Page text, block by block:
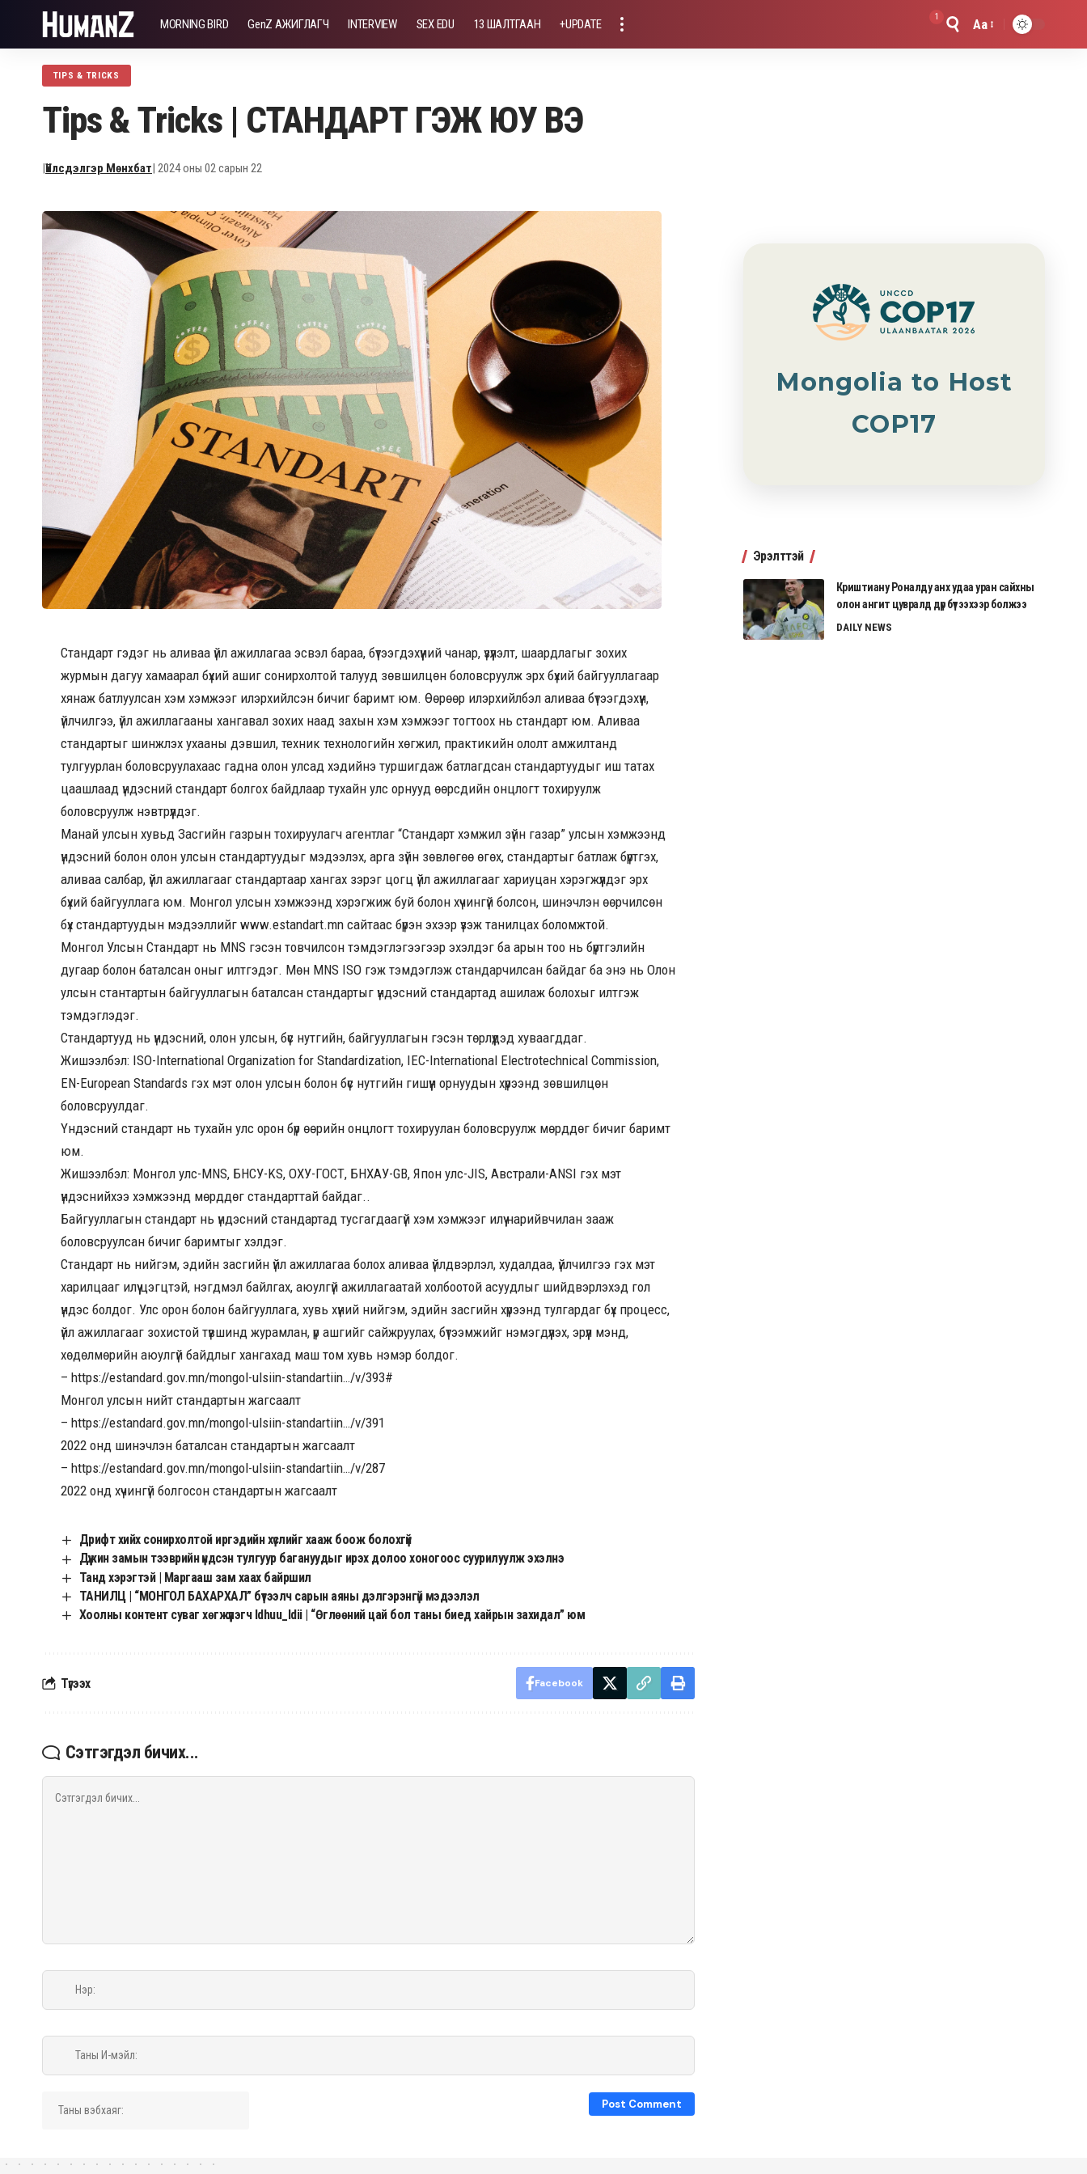
MORNING BIRD GenZ АЖИГЛАГЧ INTERVIEW SEX EDU 13 ШАЛТГААН +UPDATE
1
Font
Aa
TIPS & TRICKS
Tips & Tricks | СТАНДАРТ ГЭЖ ЮУ ВЭ
|Үйлсдэлгэр Мөнхбат| 2024 оны 02 сарын 22
Стандарт гэдэг нь аливаа үйл ажиллагаа эсвэл бараа, бүтээгдэхүүний чанар, үзүүлэлт, шаардлагыг зохих
журмын дагуу хамаарал бүхий ашиг сонирхолтой талууд зөвшилцөн боловсруулж эрх бүхий байгууллагаар
хянаж батлуулсан хэм хэмжээг илэрхийлсэн бичиг баримт юм. Өөрөөр илэрхийлбэл аливаа бүтээгдэхүүн,
үйлчилгээ, үйл ажиллагааны хангавал зохих наад захын хэм хэмжээг тогтоох нь стандарт юм. Аливаа
стандартыг шинжлэх ухааны дэвшил, техник технологийн хөгжил, практикийн ололт амжилтанд
тулгуурлан боловсруулахаас гадна олон улсад хэдийнэ туршигдаж батлагдсан стандартуудыг иш татах
цаашлаад үндэсний стандарт болгох байдлаар тухайн улс орнууд өөрсдийн онцлогт тохируулж
боловсруулж нэвтрүүлдэг.
Манай улсын хувьд Засгийн газрын тохируулагч агентлаг “Стандарт хэмжил зүйн газар” улсын хэмжээнд
үндэсний болон олон улсын стандартуудыг мэдээлэх, арга зүйн зөвлөгөө өгөх, стандартыг батлаж бүртгэх,
аливаа салбар, үйл ажиллагааг стандартаар хангах зэрэг цогц үйл ажиллагааг хариуцан хэрэгжүүлдэг эрх
бүхий байгууллага юм. Монгол улсын хэмжээнд хэрэгжиж буй болон хүчингүй болсон, шинэчлэн өөрчилсөн
бүх стандартуудын мэдээллийгwww.estandart.mn сайтаас бүрэн эхээр үзэж танилцах боломжтой.
Монгол Улсын Стандарт нь МNS гэсэн товчилсон тэмдэглэгээгээр эхэлдэг ба арын тоо нь бүртгэлийн
дугаар болон баталсан оныг илтгэдэг. Мөн MNS ISO гэж тэмдэглэж стандарчилсан байдаг ба энэ нь Олон
улсын стантартын байгууллагын баталсан стандартыг үндэсний стандартад ашилаж болохыг илтгэж
тэмдэглэдэг.
Стандартууд нь үндэсний, олон улсын, бүс нутгийн, байгууллагын гэсэн төрлүүдэд хуваагддаг.
Жишээлбэл: ISO-International Organization for Standardization, IEC-International Electrotechnical Commission,
EN-European Standards гэх мэт олон улсын болон бүс нутгийн гишүүн орнуудын хүрээнд зөвшилцөн
боловсруулдаг.
Үндэсний стандарт нь тухайн улс орон бүр өөрийн онцлогт тохируулан боловсруулж мөрддөг бичиг баримт
юм.
Жишээлбэл: Монгол улс-MNS, БНСУ-KS, ОХУ-ГОСТ, БНХАУ-GB, Япон улс-JIS, Австрали-ANSI гэх мэт
үндэснийхээ хэмжээнд мөрддөг стандарттай байдаг..
Байгууллагын стандарт нь үндэсний стандартад тусгагдаагүй хэм хэмжээг илүү нарийвчилан зааж
боловсруулсан бичиг баримтыг хэлдэг.
Стандарт нь нийгэм, эдийн засгийн үйл ажиллагаа болох аливаа үйлдвэрлэл, худалдаа, үйлчилгээ гэх мэт
харилцааг илүү цэгцтэй, нэгдмэл байлгах, аюулгүй ажиллагаатай холбоотой асуудлыг шийдвэрлэхэд гол
үндэс болдог. Улс орон болон байгууллага, хувь хүний нийгэм, эдийн засгийн хүрээнд тулгардаг бүх процесс,
үйл ажиллагааг зохистой түвшинд журамлан, үр ашгийг сайжруулах, бүтээмжийг нэмэгдүүлэх, эрүүл мэнд,
хөдөлмөрийн аюулгүй байдлыг хангахад маш том хувь нэмэр болдог.
–https://estandard.gov.mn/mongol-ulsiin-standartiin…/v/393#
Монгол улсын нийт стандартын жагсаалт
–https://estandard.gov.mn/mongol-ulsiin-standartiin…/v/391
2022 онд шинэчлэн баталсан стандартын жагсаалт
–https://estandard.gov.mn/mongol-ulsiin-standartiin…/v/287
2022 онд хүчингүй болгосон стандартын жагсаалт
Дрифт хийх сонирхолтой иргэдийн хүслийг хааж боож болохгүй
Дүүжин замын тээврийн үндсэн тулгуур багануудыг ирэх долоо хоногоос суурилуулж эхэлнэ
Танд хэрэгтэй | Маргааш зам хаах байршил
ТАНИЛЦ | “МОНГОЛ БАХАРХАЛ” бүтээлч сарын аяны дэлгэрэнгүй мэдээлэл
Хоолны контент суваг хөгжүүлэгч Idhuu_Idii | “Өглөөний цай бол таны биед хайрын захидал” юм
Түгээх Facebook
Сэтгэгдэл бичих...
Mongolia to Host
COP17
Эрэлттэй
Криштиану Роналду анх удаа уран сайхны
олон ангит цувралд дүр бүтээхээр болжээ
DAILY NEWS